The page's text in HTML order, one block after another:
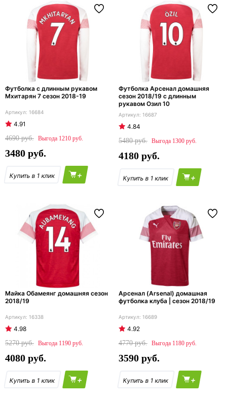
Футболка с длинным рукавом
Мхитарян 7 сезон 2018-19
16684
4.91
4690
1210
3480
+
Футболка Арсенал домашняя
сезон 2018/19 с длинным
рукавом Озил 10
16687
4.84
5480
1300
4180
+
Майка Обамеянг домашняя сезон
2018/19
16338
4.98
5270
1190
4080
+
Арсенал (Arsenal) домашная
футболка клуба | сезон 2018/19
16689
4.92
4770
1180
3590
+